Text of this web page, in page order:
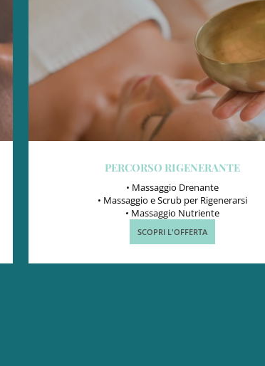
COCCOLE TERMALI: RISCOPRI IL
• Un Massaggio Drenante
• Un Massaggio Energizzante
• Due centrifughe (a camera)
SCOPRI L'OFFERTA